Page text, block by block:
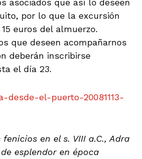
asociados que así lo deseen
por lo que la excursión
euros del almuerzo.
que deseen acompañarnos
deberán inscribirse
el día 23.
en el s. VIII a.C., Adra
esplendor en época